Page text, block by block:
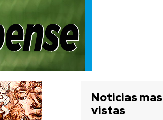
Noticias mas
vistas